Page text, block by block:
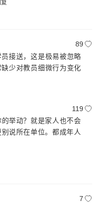
复
89
接送，这是极易被忽略
少对教员细微行为变化
119
举动？就是家人也不会
说所在单位。都成年人
7